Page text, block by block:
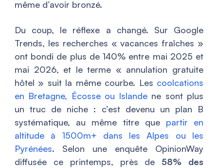
même d’avoir bronzé.
Du coup, le réflexe a changé. Sur Google
Trends, les recherches « vacances fraîches »
ont bondi de plus de 140% entre mai 2025 et
mai 2026, et le terme « annulation gratuite
hôtel » suit la même courbe. Les coolcations
en Bretagne, Écosse ou Islande ne sont plus
un truc de niche : c’est devenu un plan B
systématique, au même titre que partir en
altitude à 1500m+ dans les Alpes ou les
Pyrénées. Selon une enquête OpinionWay
diffusée ce printemps, près de 58% des